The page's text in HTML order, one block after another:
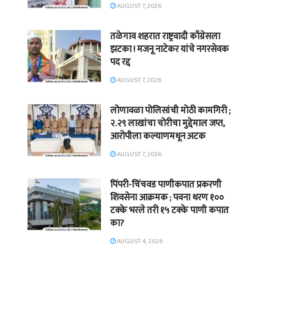
AUGUST 7, 2026
तळेगाव शहरात राष्ट्रवादी काँग्रेसला
झटका ! मजनू नाटेकर यांचे नगरसेवक
पद रद्द
AUGUST 7, 2026
लोणावळा पोलिसांची मोठी कामगिरी ;
२.२९ लाखांचा चोरीचा मुद्देमाल जप्त,
आरोपीला कल्याणमधून अटक
AUGUST 7, 2026
पिंपरी-चिंचवड पाणीकपात प्रकरणी
शिवसेना आक्रमक ; पवना धरण १००
टक्के भरले तरी १५ टक्के पाणी कपात
का?
AUGUST 4, 2026